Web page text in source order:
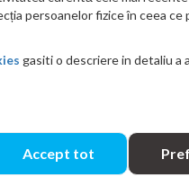
persoanelor fizice în ceea ce
gasiti o descriere in detaliu a
Accept tot